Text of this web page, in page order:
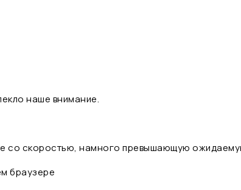
наше внимание.
со скоростью, намного превышающую
браузере